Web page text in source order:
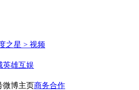
之星 > 视频
英雄互娱
微博主页商务合作